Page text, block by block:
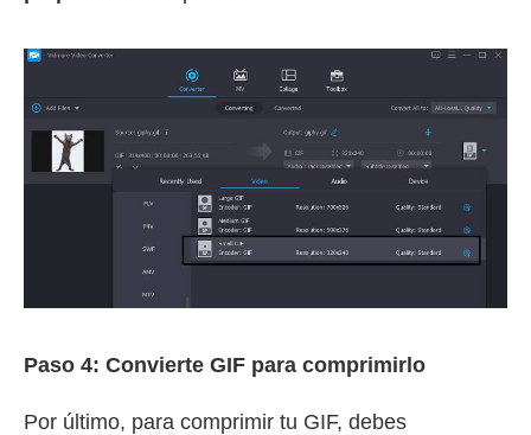
Paso 4: Convierte GIF para comprimirlo
Por último, para comprimir tu GIF, debes